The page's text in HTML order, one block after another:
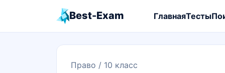
Best-Exam ГлавнаяТесты
Право / 10 класс